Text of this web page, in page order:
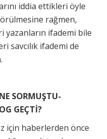
iddia ettikleri öyle
rağmen,
yazanların ifademi bile
savcılık ifademi de
SORMUŞTU-
GEÇTİ?
için haberlerden önce